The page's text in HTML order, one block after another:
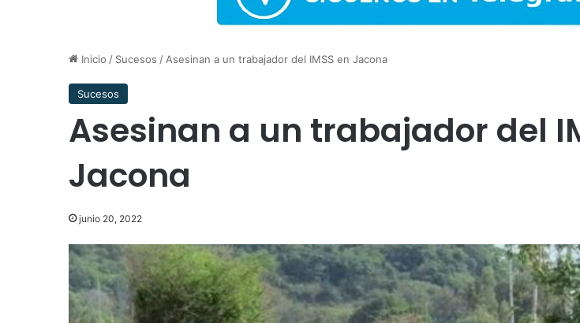
Inicio / Sucesos / Asesinan a un trabajador del IMSS en Jacona
Sucesos
Asesinan a un trabajador del
Jacona
junio 20, 2022